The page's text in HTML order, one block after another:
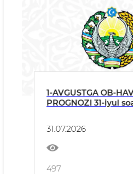
1-AVGUSTGA OB-
PROGNOZI 31-iyul
31.07.2026
497